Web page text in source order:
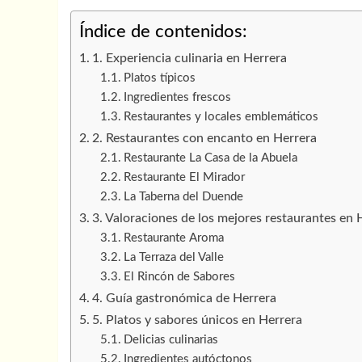
Índice de contenidos:
1. Experiencia culinaria en Herrera
Platos típicos
Ingredientes frescos
Restaurantes y locales emblemáticos
2. Restaurantes con encanto en Herrera
Restaurante La Casa de la Abuela
Restaurante El Mirador
La Taberna del Duende
3. Valoraciones de los mejores restaurantes en
Restaurante Aroma
La Terraza del Valle
El Rincón de Sabores
4. Guía gastronómica de Herrera
5. Platos y sabores únicos en Herrera
Delicias culinarias
Ingredientes autóctonos